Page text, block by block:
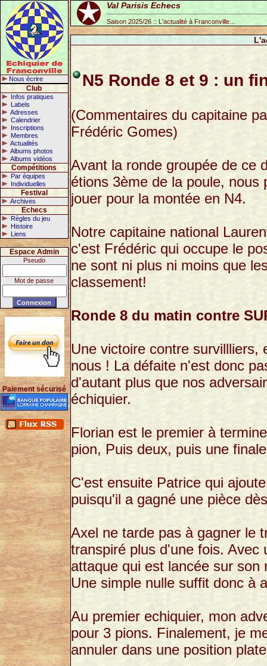
Nous écrire
Club
Infos pratiques
Labels
Adresses
Calendrier
Inscriptions
Membres
Actualités
Albums photos
Albums vidéos
Compétitions
Par équipes
Individuelles
Festival
Archives
Echecs
Règles du jeu
Histoire
Liens
Espace Admin
Pseudo
Mot de passe
Paiement sécurisé
Val Parisis Echecs
Saison 2025/26 :: L'actualité à Franconville...
N5 Ronde 8 et 9 : un
(Commentaires du capitaine
Frédéric Gomes)
Avant la ronde groupée de ce
étions 3ème de la poule, nous
jouer pour la montée en N4.
Notre capitaine national
c'est Frédéric qui occupe le
ne sont ni plus ni moins que
classement!
Ronde 8 du matin contre
Une victoire contre
nous ! La défaite n'est donc
d'autant plus que nos
échiquier.
Florian est le premier à
pion, Puis deux, puis une
C'est ensuite Patrice qui
puisqu'il a gagné une pièce
Axel ne tarde pas à gagner le
transpiré plus d'une fois.
attaque qui est lancée sur
Une simple nulle suffit donc à
Au premier echiquier, mon
pour 3 pions. Finalement, je
annuler dans une position